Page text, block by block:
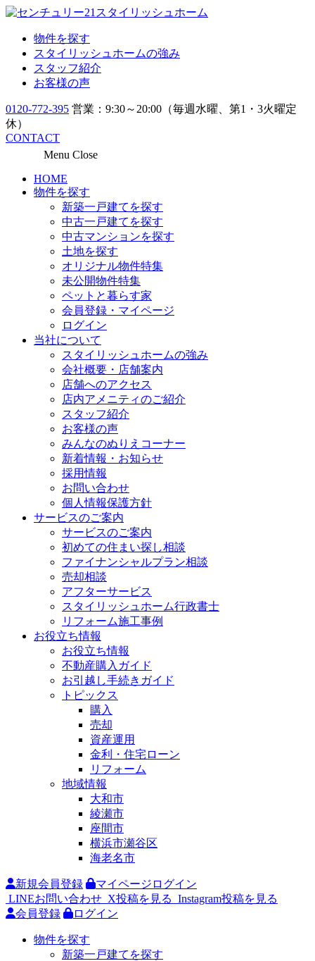
物件を探す
スタイリッシュホームの強み
スタッフ紹介
お客様の声
0120-772-395 営業：9:30～20:00（毎週水曜、第1・3火曜定
休）
CONTACT
Menu Close
HOME
物件を探す
新築一戸建てを探す
中古一戸建てを探す
中古マンションを探す
土地を探す
オリジナル物件特集
未公開物件特集
ペットと暮らす家
会員登録・マイページ
ログイン
当社について
スタイリッシュホームの強み
会社概要・店舗案内
店舗へのアクセス
店内アメニティのご紹介
スタッフ紹介
お客様の声
みんなのぬりえコーナー
新着情報・お知らせ
採用情報
お問い合わせ
個人情報保護方針
サービスのご案内
サービスのご案内
初めての住まい探し相談
ファイナンシャルプラン相談
売却相談
アフターサービス
スタイリッシュホーム行政書士
リフォーム施工事例
お役立ち情報
お役立ち情報
不動産購入ガイド
お引越し手続きガイド
トピックス
購入
売却
資産運用
金利・住宅ローン
リフォーム
地域情報
大和市
綾瀬市
座間市
横浜市瀬谷区
海老名市
新規会員登録
マイページログイン
LINEお問い合わせ X投稿を見る Instagram投稿を見る
会員登録
ログイン
物件を探す
新築一戸建てを探す